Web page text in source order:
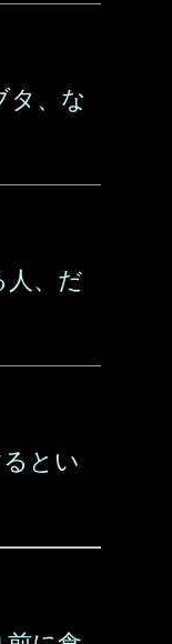
タ、な
人、だ
とい